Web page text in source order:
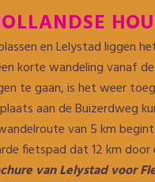
en Lelystad liggen
korte wandeling vanaf
te gaan, is het weer
aan de Buizerdweg
van 5 km
fietspad dat 12 km
van Lelystad voor